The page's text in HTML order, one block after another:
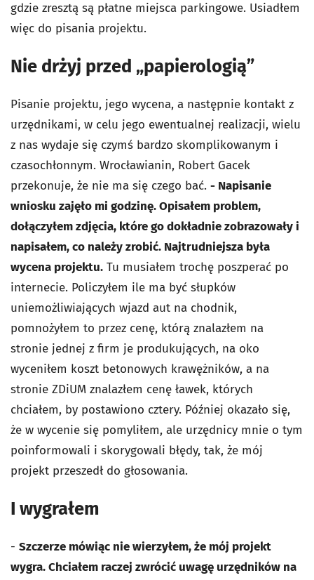
gdzie zresztą są płatne miejsca parkingowe. Usiadłem
więc do pisania projektu.
Nie drżyj przed „papierologią”
Pisanie projektu, jego wycena, a następnie kontakt z
urzędnikami, w celu jego ewentualnej realizacji, wielu
z nas wydaje się czymś bardzo skomplikowanym i
czasochłonnym. Wrocławianin, Robert Gacek
przekonuje, że nie ma się czego bać. - Napisanie
wniosku zajęło mi godzinę. Opisałem problem,
dołączyłem zdjęcia, które go dokładnie zobrazowały i
napisałem, co należy zrobić. Najtrudniejsza była
wycena projektu. Tu musiałem trochę poszperać po
internecie. Policzyłem ile ma być słupków
uniemożliwiających wjazd aut na chodnik,
pomnożyłem to przez cenę, którą znalazłem na
stronie jednej z firm je produkujących, na oko
wyceniłem koszt betonowych krawężników, a na
stronie ZDiUM znalazłem cenę ławek, których
chciałem, by postawiono cztery. Później okazało się,
że w wycenie się pomyliłem, ale urzędnicy mnie o tym
poinformowali i skorygowali błędy, tak, że mój
projekt przeszedł do głosowania.
I wygrałem
- Szczerze mówiąc nie wierzyłem, że mój projekt
wygra. Chciałem raczej zwrócić uwagę urzędników na